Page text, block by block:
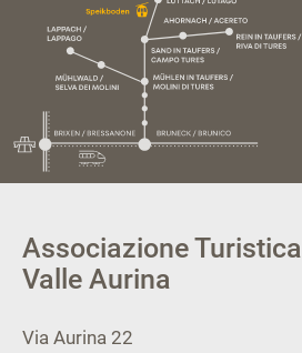
Associazione Turistica
Valle Aurina
Via Aurina 22